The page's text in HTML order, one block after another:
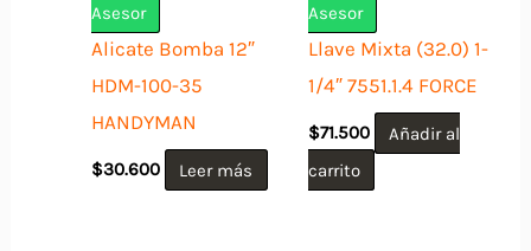
Asesor
Alicate Bomba 12″
HDM-100-35
HANDYMAN
$30.600 Leer más
Asesor
Llave Mixta (32.0) 1-
1/4″ 7551.1.4 FORCE
$71.500
Añadir al
carrito